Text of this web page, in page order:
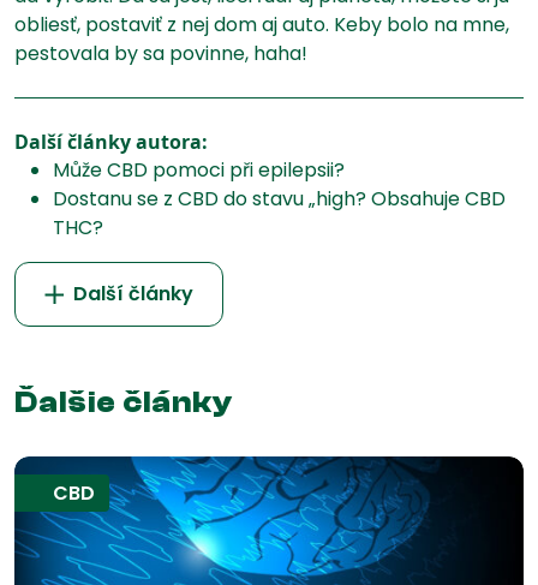
obliesť, postaviť z nej dom aj auto. Keby bolo na mne,
pestovala by sa povinne, haha!
Další články autora:
Může CBD pomoci při epilepsii?
Dostanu se z CBD do stavu „high? Obsahuje CBD
THC?
Další články
Ďalšie články
CBD